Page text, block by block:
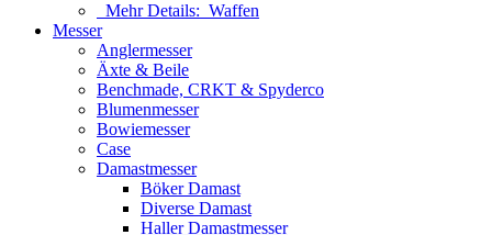
Mehr Details: Waffen
Messer
Anglermesser
Äxte & Beile
Benchmade, CRKT & Spyderco
Blumenmesser
Bowiemesser
Case
Damastmesser
Böker Damast
Diverse Damast
Haller Damastmesser